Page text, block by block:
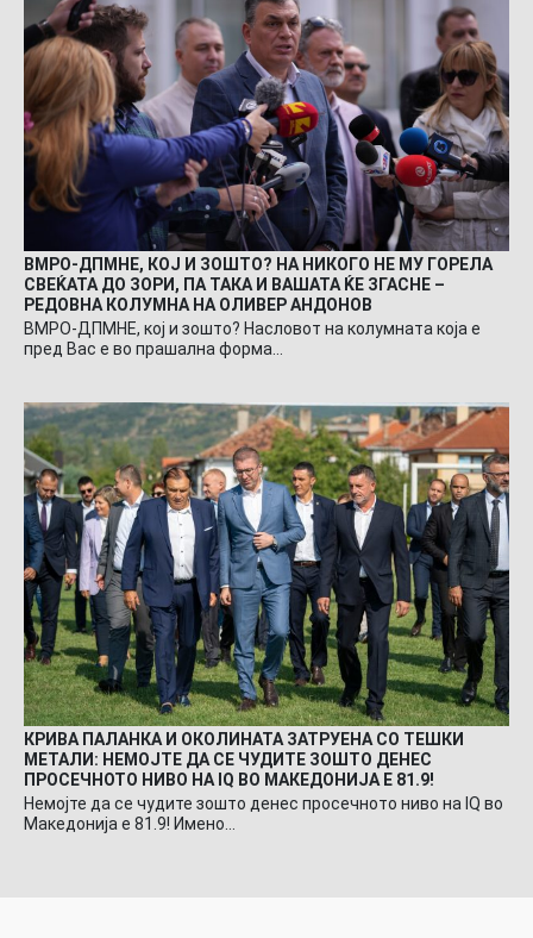
ВМРО-ДПМНЕ, КОЈ И ЗОШТО? НА НИКОГО НЕ МУ ГОРЕЛА
СВЕЌАТА ДО ЗОРИ, ПА ТАКА И ВАШАТА ЌЕ ЗГАСНЕ –
РЕДОВНА КОЛУМНА НА ОЛИВЕР АНДОНОВ
ВМРО-ДПМНЕ, кој и зошто? Насловот на колумната која е
пред Вас е во прашална форма…
КРИВА ПАЛАНКА И ОКОЛИНАТА ЗАТРУЕНА СО ТЕШКИ
МЕТАЛИ: НЕМОЈТЕ ДА СЕ ЧУДИТЕ ЗОШТО ДЕНЕС
ПРОСЕЧНОТО НИВО НА IQ ВО МАКЕДОНИЈА Е 81.9!
Немојте да се чудите зошто денес просечното ниво на IQ во
Македонија е 81.9! Имено…